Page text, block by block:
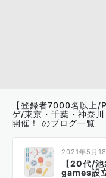
【登録者7000名以
ゲ/東京・千葉・神奈
開催！ のブログ一覧
2021年5月
【20代/
games設